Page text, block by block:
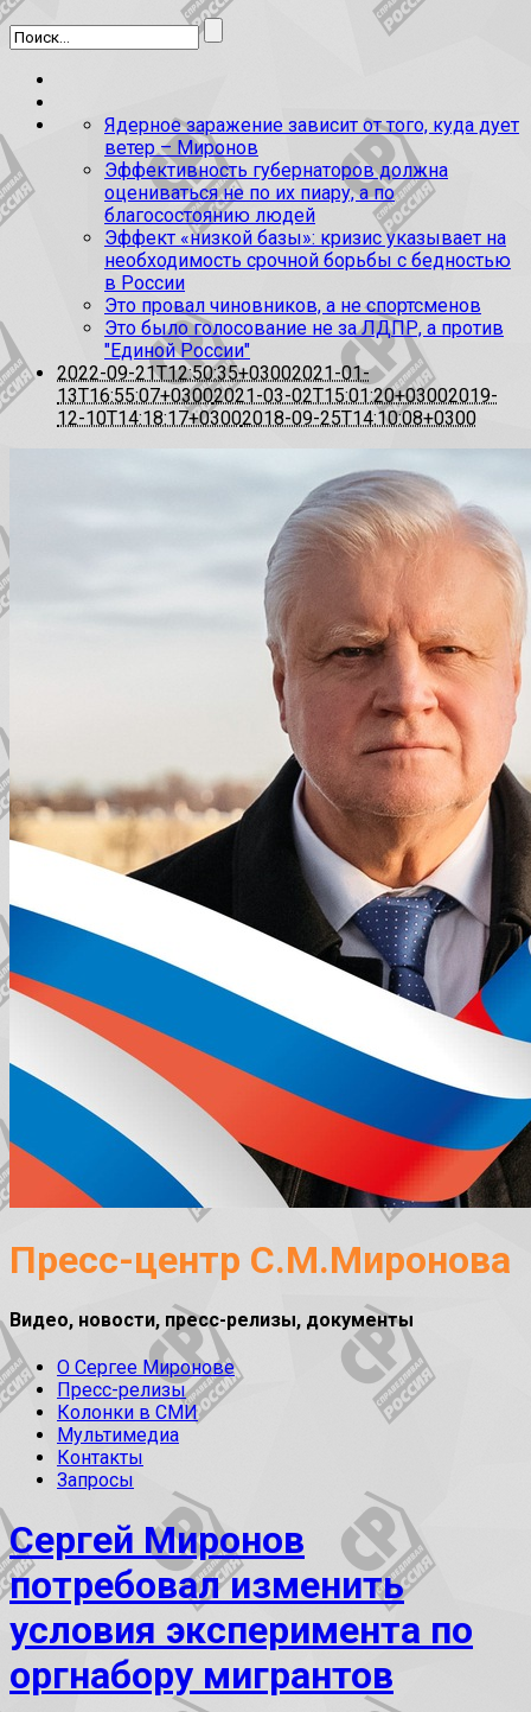
Ядерное заражение зависит от того, куда дует
ветер – Миронов
Эффективность губернаторов должна
оцениваться не по их пиару, а по
благосостоянию людей
Эффект «низкой базы»: кризис указывает на
необходимость срочной борьбы с бедностью
в России
Это провал чиновников, а не спортсменов
Это было голосование не за ЛДПР, а против
"Единой России"
2022-09-21T12:50:35+03002021-01-
13T16:55:07+03002021-03-02T15:01:20+03002019-
12-10T14:18:17+03002018-09-25T14:10:08+0300
Пресс-центр С.М.Миронова
Видео, новости, пресс-релизы, документы
О Сергее Миронове
Пресс-релизы
Колонки в СМИ
Мультимедиа
Контакты
Запросы
Сергей Миронов
потребовал изменить
условия эксперимента по
оргнабору мигрантов